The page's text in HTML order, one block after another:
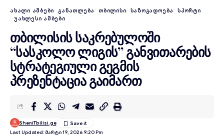
ᲐᲮᲐᲚᲘ ᲐᲛᲑᲔᲑᲘ ᲒᲐᲜᲐᲗᲚᲔᲑᲐ ᲗᲑᲘᲚᲘᲡᲘ ᲡᲐᲖᲝᲒᲐᲓᲝᲔᲑᲐ
ᲡᲞᲝᲠᲢᲘ
ᲣᲐᲮᲚᲔᲡᲘ ᲐᲛᲑᲔᲑᲘ
თბილისის საკრებულოში
“სასკოლო ლიგის” განვითარების
სტრატეგიული გეგმის
პრეზენტაცია გაიმართ
Last Updated: Მარტი 19, 2026 9:20 Pm
SheniTbilisi.ge